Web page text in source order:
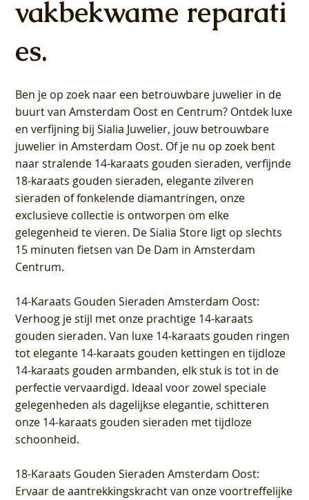
vakbekwame reparati
es.
Ben je op zoek naar een betrouwbare juwelier in de
buurt van Amsterdam Oost en Centrum? Ontdek luxe
en verfijning bij Sialia Juwelier, jouw betrouwbare
juwelier in Amsterdam Oost. Of je nu op zoek bent
naar stralende 14-karaats gouden sieraden, verfijnde
18-karaats gouden sieraden, elegante zilveren
sieraden of fonkelende diamantringen, onze
exclusieve collectie is ontworpen om elke
gelegenheid te vieren. De Sialia Store ligt op slechts
15 minuten fietsen van De Dam in Amsterdam
Centrum.
14-Karaats Gouden Sieraden Amsterdam Oost:
Verhoog je stijl met onze prachtige 14-karaats
gouden sieraden. Van luxe 14-karaats gouden ringen
tot elegante 14-karaats gouden kettingen en tijdloze
14-karaats gouden armbanden, elk stuk is tot in de
perfectie vervaardigd. Ideaal voor zowel speciale
gelegenheden als dagelijkse elegantie, schitteren
onze 14-karaats gouden sieraden met tijdloze
schoonheid.
18-Karaats Gouden Sieraden Amsterdam Oost:
Ervaar de aantrekkingskracht van onze voortreffelijke